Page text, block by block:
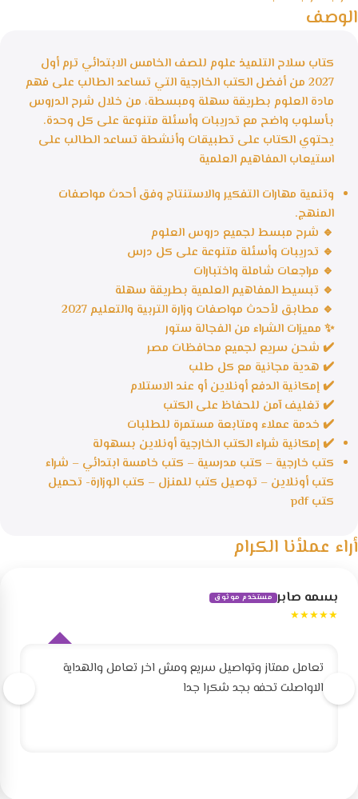
الوصف
كتاب سلاح التلميذ علوم للصف الخامس الابتدائي ترم أول
2027 من أفضل الكتب الخارجية التي تساعد الطالب على فهم
مادة العلوم بطريقة سهلة ومبسطة، من خلال شرح الدروس
بأسلوب واضح مع تدريبات وأسئلة متنوعة على كل وحدة.
يحتوي الكتاب على تطبيقات وأنشطة تساعد الطالب على
استيعاب المفاهيم العلمية
وتنمية مهارات التفكير والاستنتاج وفق أحدث مواصفات
المنهج.
🔹 شرح مبسط لجميع دروس العلوم
🔹 تدريبات وأسئلة متنوعة على كل درس
🔹 مراجعات شاملة واختبارات
🔹 تبسيط المفاهيم العلمية بطريقة سهلة
🔹 مطابق لأحدث مواصفات وزارة التربية والتعليم 2027
✨ مميزات الشراء من الفجالة ستور
✔️ شحن سريع لجميع محافظات مصر
✔️ هدية مجانية مع كل طلب
✔️ إمكانية الدفع أونلاين أو عند الاستلام
✔️ تغليف آمن للحفاظ على الكتب
✔️ خدمة عملاء ومتابعة مستمرة للطلبات
✔️ إمكانية شراء الكتب الخارجية أونلاين بسهولة
كتب خارجية – كتب مدرسية – كتب خامسة ابتدائي – شراء
كتب أونلاين – توصيل كتب للمنزل – كتب الوزارة- تحميل
كتب pdf
أراء عملأنا الكرام
بسمه صابر مستخدم موثوق
★★★★★
تعامل ممتاز وتواصيل سريع ومش اخر تعامل والهداية
الاواصلت تحفه بجد شكرا جدا